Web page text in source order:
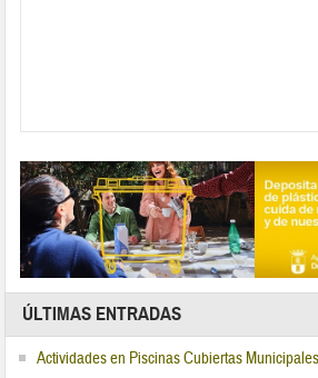
ÚLTIMAS ENTRADAS
Actividades en Piscinas Cubiertas